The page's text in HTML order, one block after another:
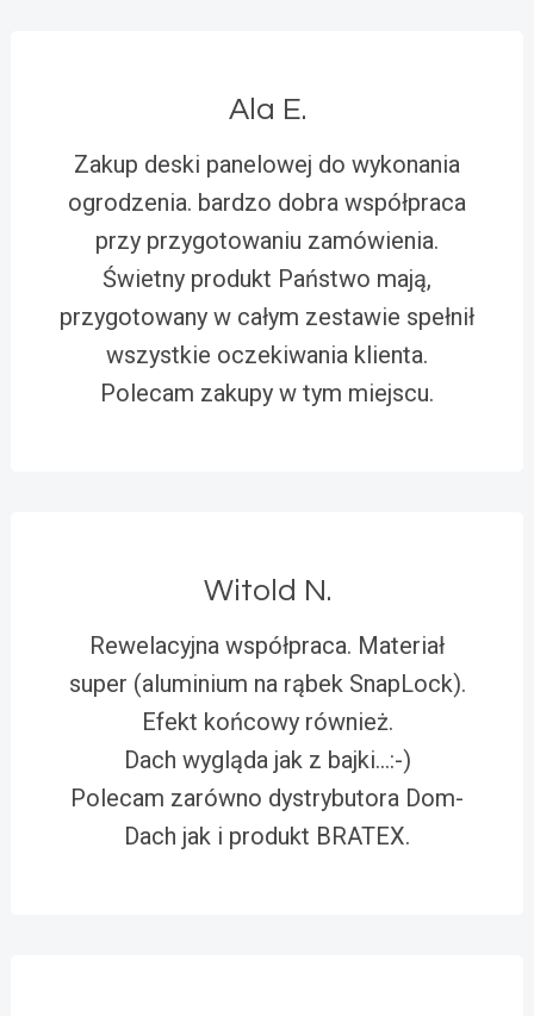
Ala E.
Zakup deski panelowej do wykonania
ogrodzenia. bardzo dobra współpraca
przy przygotowaniu zamówienia.
Świetny produkt Państwo mają,
przygotowany w całym zestawie spełnił
wszystkie oczekiwania klienta.
Polecam zakupy w tym miejscu.
Witold N.
Rewelacyjna współpraca. Materiał
super (aluminium na rąbek SnapLock).
Efekt końcowy również.
Dach wygląda jak z bajki…:-)
Polecam zarówno dystrybutora Dom-
Dach jak i produkt BRATEX.